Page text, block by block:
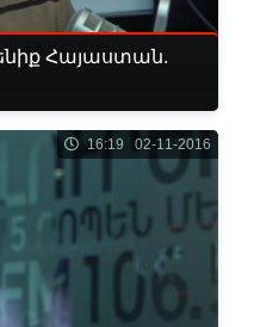
Հայաստան.
16:19 02-11-2016